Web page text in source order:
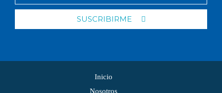
SUSCRIBIRME
Inicio
Nosotros